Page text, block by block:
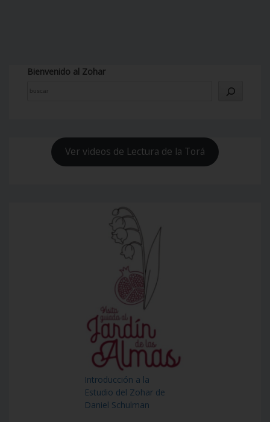
Bienvenido al Zohar
Ver videos de Lectura de la Torá
Introducción a la
Estudio del Zohar de
Daniel Schulman